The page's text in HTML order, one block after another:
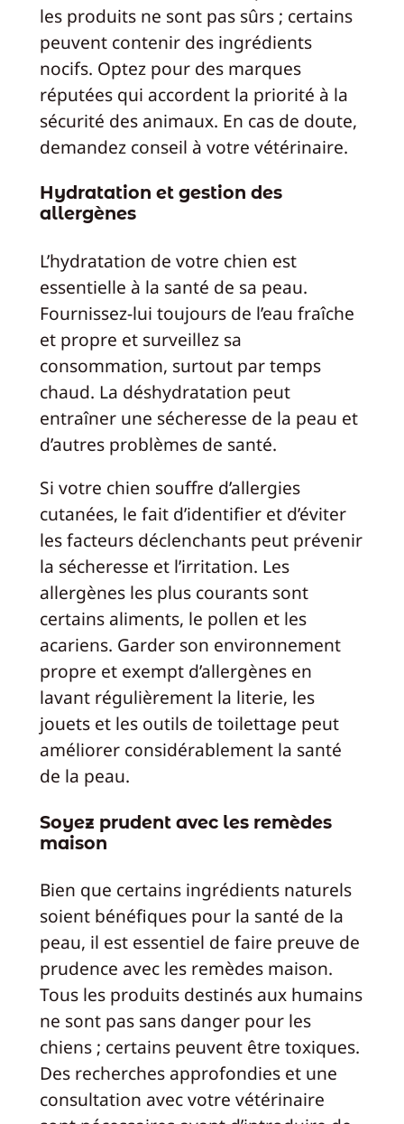
les produits ne sont pas sûrs ; certains
peuvent contenir des ingrédients
nocifs. Optez pour des marques
réputées qui accordent la priorité à la
sécurité des animaux. En cas de doute,
demandez conseil à votre vétérinaire.
Hydratation et gestion des
allergènes
L’hydratation de votre chien est
essentielle à la santé de sa peau.
Fournissez-lui toujours de l’eau fraîche
et propre et surveillez sa
consommation, surtout par temps
chaud. La déshydratation peut
entraîner une sécheresse de la peau et
d’autres problèmes de santé.
Si votre chien souffre d’allergies
cutanées, le fait d’identifier et d’éviter
les facteurs déclenchants peut prévenir
la sécheresse et l’irritation. Les
allergènes les plus courants sont
certains aliments, le pollen et les
acariens. Garder son environnement
propre et exempt d’allergènes en
lavant régulièrement la literie, les
jouets et les outils de toilettage peut
améliorer considérablement la santé
de la peau.
Soyez prudent avec les remèdes
maison
Bien que certains ingrédients naturels
soient bénéfiques pour la santé de la
peau, il est essentiel de faire preuve de
prudence avec les remèdes maison.
Tous les produits destinés aux humains
ne sont pas sans danger pour les
chiens ; certains peuvent être toxiques.
Des recherches approfondies et une
consultation avec votre vétérinaire